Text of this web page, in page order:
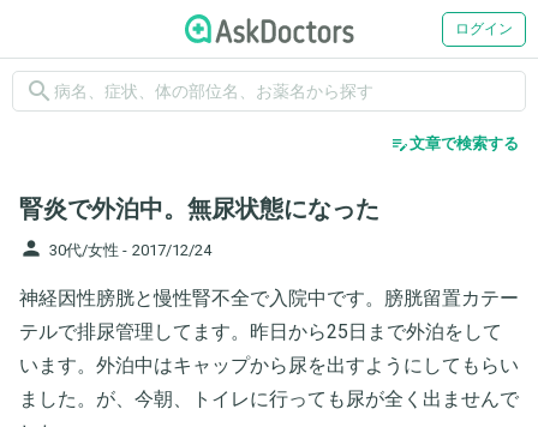
ログイン
search
edit_note文章で検索する
腎炎で外泊中。無尿状態になった
person 30代/女性 - 2017/12/24
神経因性膀胱と慢性腎不全で入院中です。膀胱留置カテー
テルで排尿管理してます。昨日から25日まで外泊をして
います。外泊中はキャップから尿を出すようにしてもらい
ました。が、今朝、トイレに行っても尿が全く出ませんで